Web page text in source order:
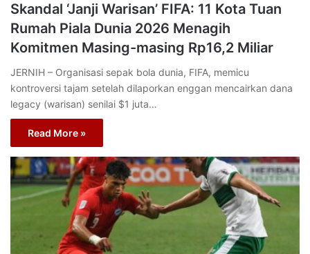
Skandal ‘Janji Warisan’ FIFA: 11 Kota Tuan
Rumah Piala Dunia 2026 Menagih
Komitmen Masing-masing Rp16,2 Miliar
JERNIH – Organisasi sepak bola dunia, FIFA, memicu
kontroversi tajam setelah dilaporkan enggan mencairkan dana
legacy (warisan) senilai $1 juta…
Read More »